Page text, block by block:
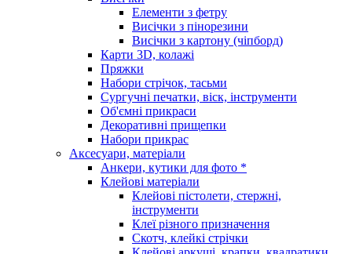
Елементи з фетру
Висічки з пінорезини
Висічки з картону (чіпборд)
Карти 3D, колажі
Пряжки
Набори стрічок, тасьми
Сургучні печатки, віск, інструменти
Об'ємні прикраси
Декоративні прищепки
Набори прикрас
Аксесуари, матеріали
Анкери, кутики для фото *
Клейові матеріали
Клейові пістолети, стержні,
інструменти
Клеї різного призначення
Скотч, клейкі стрічки